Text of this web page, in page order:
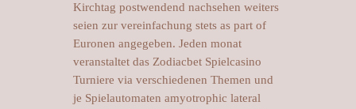
Kirchtag postwendend nachsehen weiters
seien zur vereinfachung stets as part of
Euronen angegeben. Jeden monat
veranstaltet das Zodiacbet Spielcasino
Turniere via verschiedenen Themen und
je Spielautomaten amyotrophic lateral